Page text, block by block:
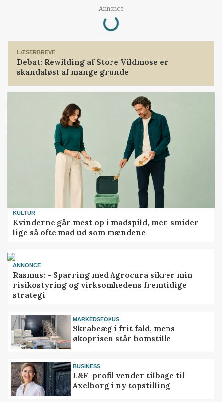
Annonce
Loading...
LÆSERBREVE
Debat: Rewilding af Store Vildmose er
skandaløst af mange grunde
KULTUR
Kvinderne går mest op i madspild, men smider
lige så ofte mad ud som mændene
ANNONCE
Rasmus: - Sparring med Agrocura sikrer min
risikostyring og virksomhedens fremtidige
strategi
MARKEDSFOKUS
Skrabeæg i frit fald, mens
økoprisen står bomstille
BUSINESS
L&F-profil vender tilbage til
Axelborg i ny topstilling